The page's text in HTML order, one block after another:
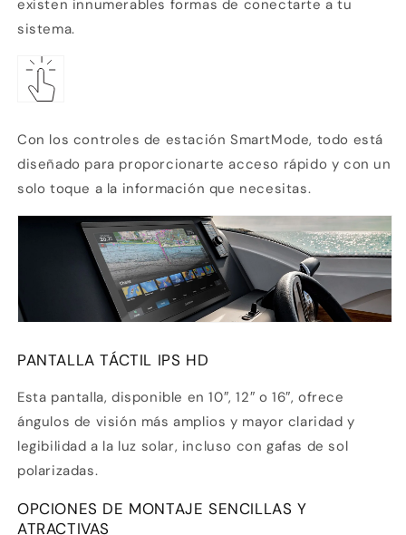
existen innumerables formas de conectarte a tu
sistema.
Con los controles de estación SmartMode, todo está
diseñado para proporcionarte acceso rápido y con un
solo toque a la información que necesitas.
PANTALLA TÁCTIL IPS HD
Esta pantalla, disponible en 10″, 12″ o 16″, ofrece
ángulos de visión más amplios y mayor claridad y
legibilidad a la luz solar, incluso con gafas de sol
polarizadas.
OPCIONES DE MONTAJE SENCILLAS Y
ATRACTIVAS